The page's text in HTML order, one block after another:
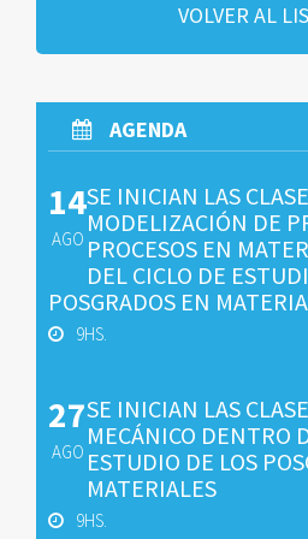
VOLVER AL
AGENDA
14
AGO
SE INICIAN LAS
MODELIZACIÓN DE
PROCESOS EN
DEL CICLO DE
POSGRADOS EN
9HS.
27
AGO
SE INICIAN LAS
MECÁNICO DENTRO
ESTUDIO DE LOS
MATERIALES
9HS.